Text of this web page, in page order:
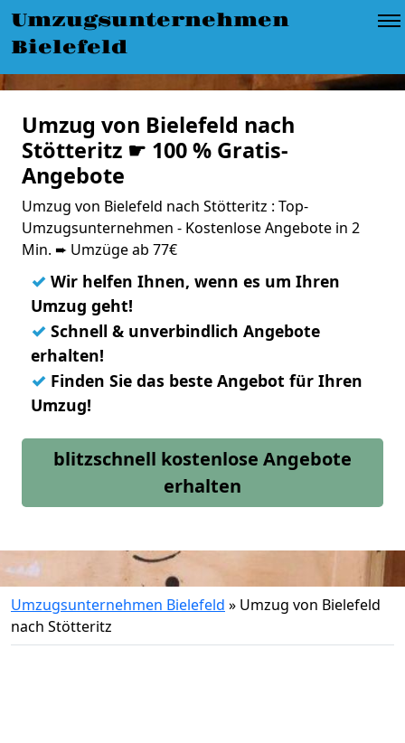
Umzugsunternehmen
Bielefeld
Umzug von Bielefeld nach
Stötteritz ☛ 100 % Gratis-
Angebote
Umzug von Bielefeld nach Stötteritz : Top-
Umzugsunternehmen - Kostenlose Angebote in 2
Min. ➨ Umzüge ab 77€
✓ Wir helfen Ihnen, wenn es um Ihren
Umzug geht!
✓ Schnell & unverbindlich Angebote
erhalten!
✓ Finden Sie das beste Angebot für Ihren
Umzug!
blitzschnell kostenlose Angebote
erhalten
Umzugsunternehmen Bielefeld » Umzug von Bielefeld
nach Stötteritz